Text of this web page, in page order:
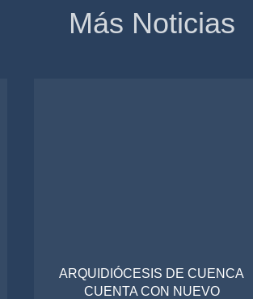
Más Noticias
ARQUIDIÓCESIS DE CUENCA
CUENTA CON NUEVO